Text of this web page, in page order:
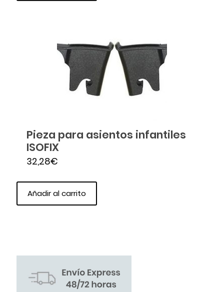
Pieza para asientos infantiles
ISOFIX
32,28€
Añadir al carrito